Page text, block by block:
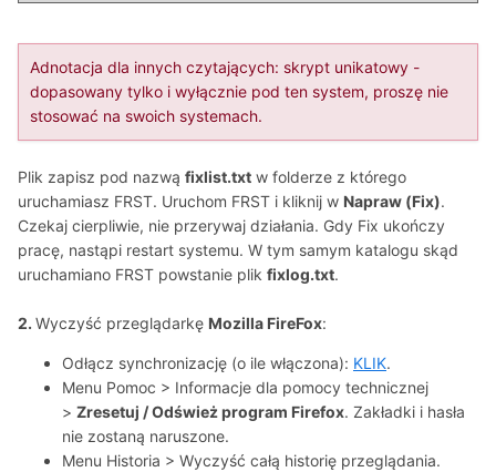
Adnotacja dla innych czytających: skrypt unikatowy -
dopasowany tylko i wyłącznie pod ten system, proszę nie
stosować na swoich systemach.
Plik zapisz pod nazwą fixlist.txt w folderze z którego
uruchamiasz FRST. Uruchom FRST i kliknij w Napraw (Fix).
Czekaj cierpliwie, nie przerywaj działania. Gdy Fix ukończy
pracę, nastąpi restart systemu. W tym samym katalogu skąd
uruchamiano FRST powstanie plik fixlog.txt.
2. Wyczyść przeglądarkę Mozilla FireFox:
Odłącz synchronizację (o ile włączona): KLIK.
Menu Pomoc > Informacje dla pomocy technicznej
> Zresetuj / Odśwież program Firefox. Zakładki i hasła
nie zostaną naruszone.
Menu Historia > Wyczyść całą historię przeglądania.